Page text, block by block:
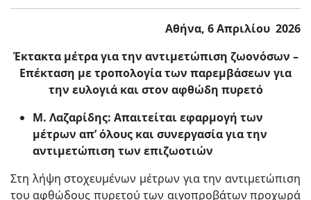
Αθήνα, 6 Απριλίου 2026
Έκτακτα μέτρα για την αντιμετώπιση ζωονόσων –
Επέκταση με τροπολογία των παρεμβάσεων για
την ευλογιά και στον αφθώδη πυρετό
Μ. Λαζαρίδης: Απαιτείται εφαρμογή των
μέτρων απ’ όλους και συνεργασία για την
αντιμετώπιση των επιζωοτιών
Στη λήψη στοχευμένων μέτρων για την αντιμετώπιση
του αφθώδους πυρετού των αιγοπροβάτων προχωρά